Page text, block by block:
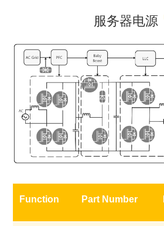
服务器电源
Function Part Number